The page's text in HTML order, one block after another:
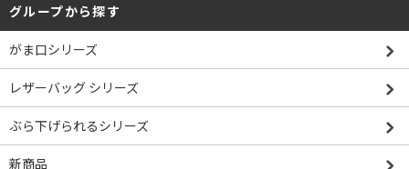
グループから探す
がま口シリーズ
レザーバッグ シリーズ
ぶら下げられるシリーズ
新商品